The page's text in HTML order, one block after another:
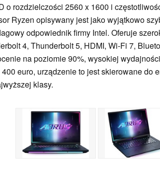
o rozdzielczości 2560 x 1600 i
Ryzen opisywany jest jako wyjątkowo
odpowiednik firmy Intel. Oferuje
4, Thunderbolt 5, HDMI, Wi-Fi 7,
na poziomie 90%, wysokiej
euro, urządzenie to jest skierowane do
klasy.